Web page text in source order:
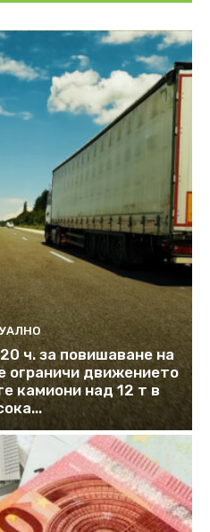
ч. за повишаване на
ограничи движението
камиони над 12 т в